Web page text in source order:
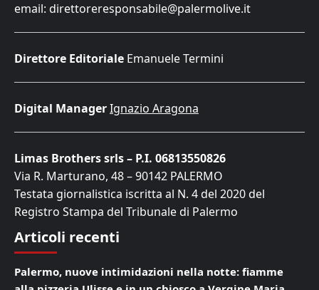
email: direttoreresponsabile@palermolive.it
Direttore Editoriale Emanuele Termini
Digital ManagerIgnazio Aragona
Limas Brothers srls – P.I. 06813550826
Via R. Marturano, 48 – 90142 PALERMO
Testata giornalistica iscritta al N. 4 del 2020 del
Registro Stampa del Tribunale di Palermo
Articoli recenti
Palermo, nuove intimidazioni nella notte: fiamme